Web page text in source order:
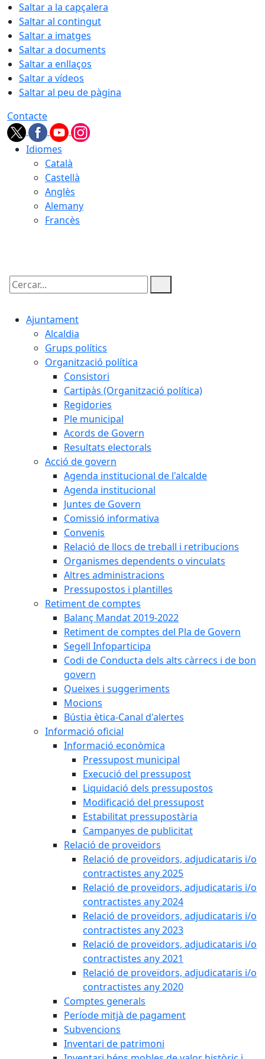
Saltar a la capçalera
Saltar al contingut
Saltar a imatges
Saltar a documents
Saltar a enllaços
Saltar a vídeos
Saltar al peu de pàgina
Contacte
Idiomes
Català
Castellà
Anglès
Alemany
Francès
Cercar:
Ajuntament
Alcaldia
Grups polítics
Organització política
Consistori
Cartipàs (Organització política)
Regidories
Ple municipal
Acords de Govern
Resultats electorals
Acció de govern
Agenda institucional de l'alcalde
Agenda institucional
Juntes de Govern
Comissió informativa
Convenis
Relació de llocs de treball i retribucions
Organismes dependents o vinculats
Altres administracions
Pressupostos i plantilles
Retiment de comptes
Balanç Mandat 2019-2022
Retiment de comptes del Pla de Govern
Segell Infoparticipa
Codi de Conducta dels alts càrrecs i de bon
govern
Queixes i suggeriments
Mocions
Bústia ètica-Canal d'alertes
Informació oficial
Informació econòmica
Pressupost municipal
Execució del pressupost
Liquidació dels pressupostos
Modificació del pressupost
Estabilitat pressupostària
Campanyes de publicitat
Relació de proveïdors
Relació de proveïdors, adjudicataris i/o
contractistes any 2025
Relació de proveïdors, adjudicataris i/o
contractistes any 2024
Relació de proveïdors, adjudicataris i/o
contractistes any 2023
Relació de proveïdors, adjudicataris i/o
contractistes any 2021
Relació de proveïdors, adjudicataris i/o
contractistes any 2020
Comptes generals
Període mitjà de pagament
Subvencions
Inventari de patrimoni